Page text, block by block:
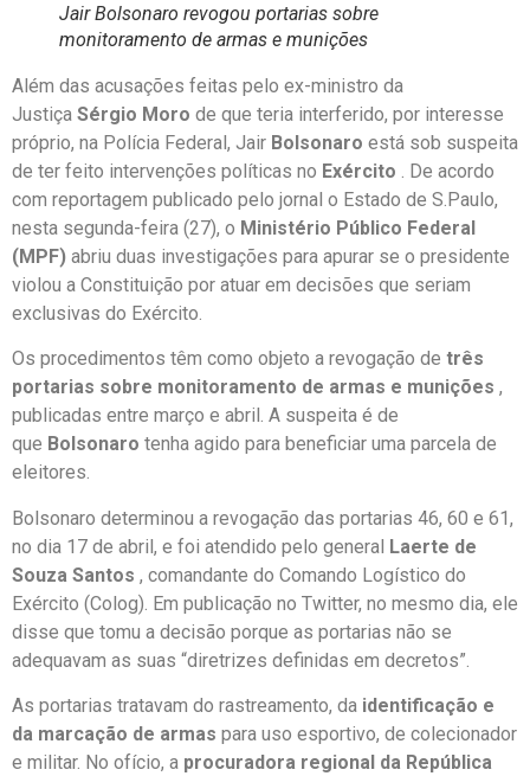
Jair Bolsonaro revogou portarias sobre
monitoramento de armas e munições
Além das acusações feitas pelo ex-ministro da
Justiça Sérgio Moro de que teria interferido, por interesse
próprio, na Polícia Federal, Jair Bolsonaro está sob suspeita
de ter feito intervenções políticas no Exército . De acordo
com reportagem publicado pelo jornal o Estado de S.Paulo,
nesta segunda-feira (27), o Ministério Público Federal
(MPF) abriu duas investigações para apurar se o presidente
violou a Constituição por atuar em decisões que seriam
exclusivas do Exército.
Os procedimentos têm como objeto a revogação de três
portarias sobre monitoramento de armas e munições ,
publicadas entre março e abril. A suspeita é de
que Bolsonaro tenha agido para beneficiar uma parcela de
eleitores.
Bolsonaro determinou a revogação das portarias 46, 60 e 61,
no dia 17 de abril, e foi atendido pelo general Laerte de
Souza Santos , comandante do Comando Logístico do
Exército (Colog). Em publicação no Twitter, no mesmo dia, ele
disse que tomu a decisão porque as portarias não se
adequavam as suas “diretrizes definidas em decretos”.
As portarias tratavam do rastreamento, da identificação e
da marcação de armas para uso esportivo, de colecionador
e militar. No ofício, a procuradora regional da República